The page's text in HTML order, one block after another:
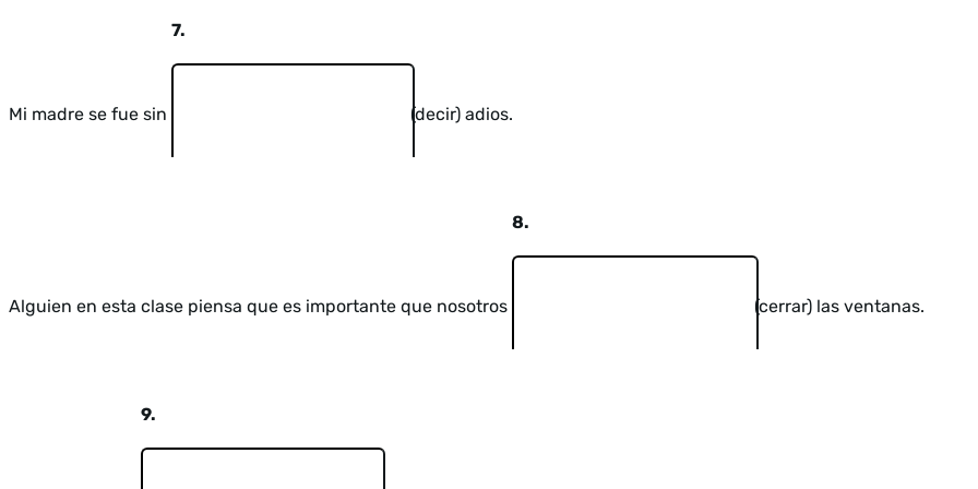
Mi madre se fue sin
7.
(decir) adios.
Alguien en esta clase piensa que es importante que nosotros
8.
(cerrar) las ventanas.
9.